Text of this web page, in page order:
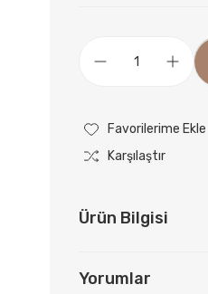
Karşılaştır
Ürün Bilgisi
Yorumlar